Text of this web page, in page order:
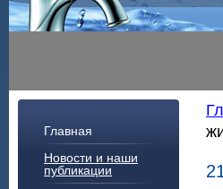
Главная
Новости и наши
публикации